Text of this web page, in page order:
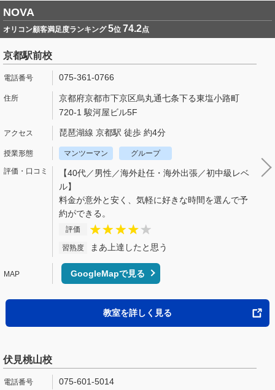
NOVA
オリコン顧客満足度ランキング5位 74.2点
京都駅前校
075-361-0766
京都府京都市下京区烏丸通七条下る東塩小路町
720-1 駿河屋ビル5F
琵琶湖線 京都駅 徒歩 約4分
マンツーマン グループ
【40代／男性／海外赴任・海外出張／初中級レベ
ル】
料金が意外と安く、気軽に好きな時間を選んで予
約ができる。
評価
習熟度 まあ上達したと思う
GoogleMapで見る
教室を詳しく見る
伏見桃山校
075-601-5014